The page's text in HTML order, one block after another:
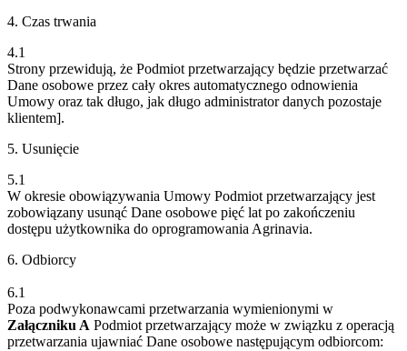
4. Czas trwania
4.1
Strony przewidują, że Podmiot przetwarzający będzie przetwarzać
Dane osobowe przez cały okres automatycznego odnowienia
Umowy oraz tak długo, jak długo administrator danych pozostaje
klientem].
5. Usunięcie
5.1
W okresie obowiązywania Umowy Podmiot przetwarzający jest
zobowiązany usunąć Dane osobowe pięć lat po zakończeniu
dostępu użytkownika do oprogramowania Agrinavia.
6. Odbiorcy
6.1
Poza podwykonawcami przetwarzania wymienionymi w
Załączniku A Podmiot przetwarzający może w związku z operacją
przetwarzania ujawniać Dane osobowe następującym odbiorcom: